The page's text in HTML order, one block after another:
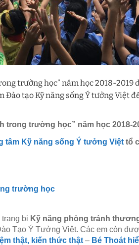
trường học” năm học 2018-2019
tạo Kỹ năng sống Ý tưởng Việt
trường học” năm học 2018-
tâm Kỹ năng sống Ý tưởng Việttổ
trường học
bị Kỹ năng phòng tránh
Tạo Ý Tưởng Việt. Các em còn
thật, kiến thức thật – Bé Thoát